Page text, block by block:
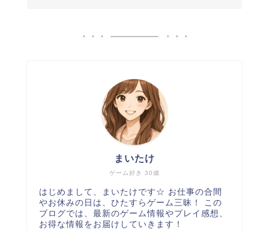
ゲーム好き 30歳
まいたけ
はじめまして、まいたけです☆ お仕事の合間
やお休みの日は、ひたすらゲーム三昧！ この
ブログでは、最新のゲーム情報やプレイ感想、
お得な情報をお届けしていきます！